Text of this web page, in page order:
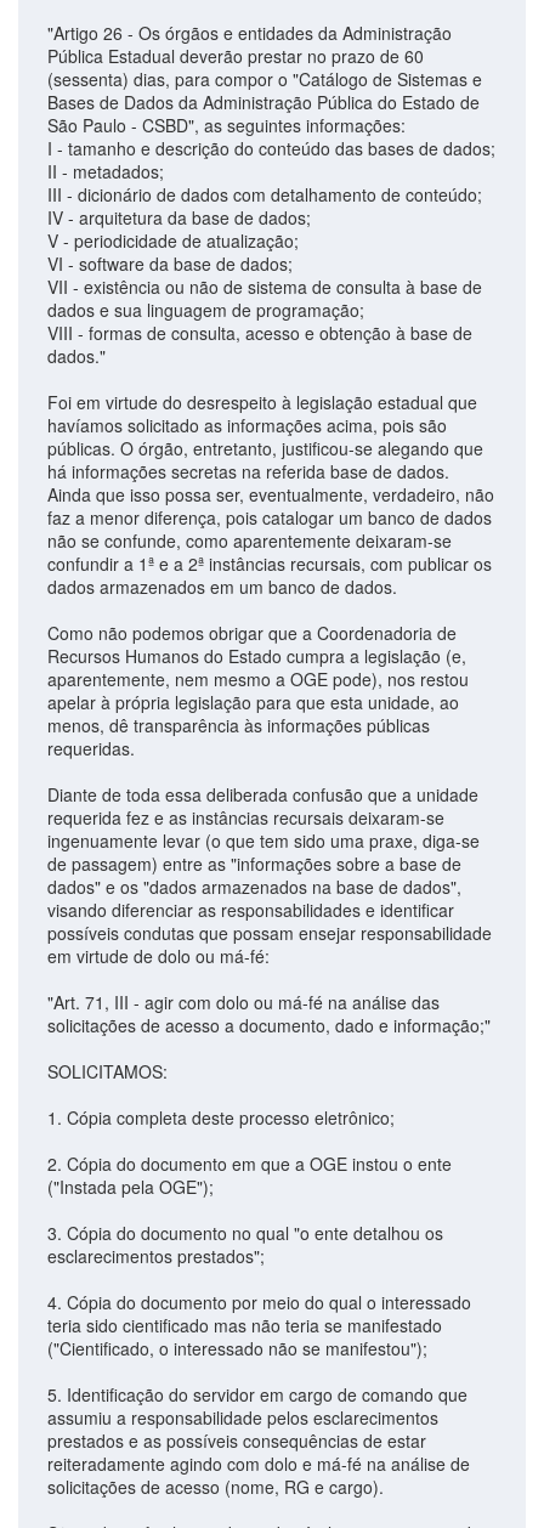
"Artigo 26 - Os órgãos e entidades da Administração
Pública Estadual deverão prestar no prazo de 60
(sessenta) dias, para compor o "Catálogo de Sistemas e
Bases de Dados da Administração Pública do Estado de
São Paulo - CSBD", as seguintes informações:
I - tamanho e descrição do conteúdo das bases de dados;
II - metadados;
III - dicionário de dados com detalhamento de conteúdo;
IV - arquitetura da base de dados;
V - periodicidade de atualização;
VI - software da base de dados;
VII - existência ou não de sistema de consulta à base de
dados e sua linguagem de programação;
VIII - formas de consulta, acesso e obtenção à base de
dados."
Foi em virtude do desrespeito à legislação estadual que
havíamos solicitado as informações acima, pois são
públicas. O órgão, entretanto, justificou-se alegando que
há informações secretas na referida base de dados.
Ainda que isso possa ser, eventualmente, verdadeiro, não
faz a menor diferença, pois catalogar um banco de dados
não se confunde, como aparentemente deixaram-se
confundir a 1ª e a 2ª instâncias recursais, com publicar os
dados armazenados em um banco de dados.
Como não podemos obrigar que a Coordenadoria de
Recursos Humanos do Estado cumpra a legislação (e,
aparentemente, nem mesmo a OGE pode), nos restou
apelar à própria legislação para que esta unidade, ao
menos, dê transparência às informações públicas
requeridas.
Diante de toda essa deliberada confusão que a unidade
requerida fez e as instâncias recursais deixaram-se
ingenuamente levar (o que tem sido uma praxe, diga-se
de passagem) entre as "informações sobre a base de
dados" e os "dados armazenados na base de dados",
visando diferenciar as responsabilidades e identificar
possíveis condutas que possam ensejar responsabilidade
em virtude de dolo ou má-fé:
"Art. 71, III - agir com dolo ou má-fé na análise das
solicitações de acesso a documento, dado e informação;"
SOLICITAMOS:
1. Cópia completa deste processo eletrônico;
2. Cópia do documento em que a OGE instou o ente
("Instada pela OGE");
3. Cópia do documento no qual "o ente detalhou os
esclarecimentos prestados";
4. Cópia do documento por meio do qual o interessado
teria sido cientificado mas não teria se manifestado
("Cientificado, o interessado não se manifestou");
5. Identificação do servidor em cargo de comando que
assumiu a responsabilidade pelos esclarecimentos
prestados e as possíveis consequências de estar
reiteradamente agindo com dolo e má-fé na análise de
solicitações de acesso (nome, RG e cargo).